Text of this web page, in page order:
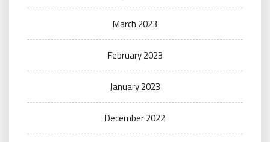
March 2023
February 2023
January 2023
December 2022